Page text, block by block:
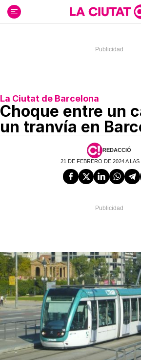
contenido
La Ciutat de Barcelona
Choque entre un
un tranvía en
REDACCIÓ
21 DE FEBRERO DE 2024 A LAS